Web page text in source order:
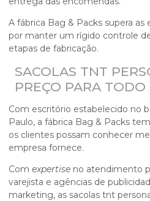
A fábrica Bag & Packs supera
por manter um rígido controle
etapas de fabricação.
SACOLAS TNT
PREÇO PARA TODO
Com escritório estabelecido no
Paulo, a fábrica Bag & Packs
os clientes possam conhecer
empresa fornece.
Com expertise no atendimento
varejista e agências de
marketing, as sacolas tnt